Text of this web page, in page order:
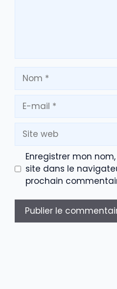
Nom
mail
Site
web
Enregistrer mon
site dans le
prochain